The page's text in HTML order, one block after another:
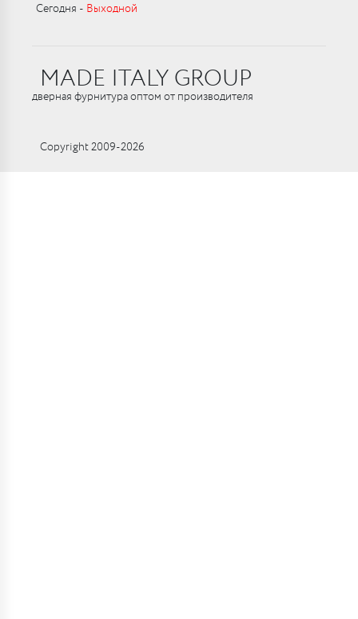
Сегодня ‑ Выходной
MADE ITALY GROUP
дверная фурнитура оптом от производителя
Copyright 2009-2026